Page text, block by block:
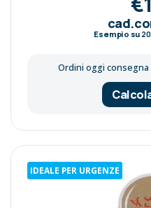
Esempio su
Ordini oggi consegna
IDEALE PER URGENZE